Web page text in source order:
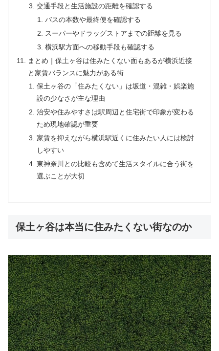
交通手段と生活施設の距離を確認する
バスの本数や最終便を確認する
スーパーやドラッグストアまでの距離を見る
横浜駅方面への移動手段も確認する
まとめ｜保土ヶ谷は住みたくない面もあるが横浜近接
と家賃バランスに魅力がある街
保土ヶ谷の「住みたくない」は坂道・混雑・娯楽施
設の少なさが主な理由
治安や住みやすさは駅周辺と住宅街で印象が変わる
ため現地確認が重要
家賃を抑えながら横浜駅近くに住みたい人には検討
しやすい
東神奈川との比較も含めて生活スタイルに合う街を
選ぶことが大切
保土ヶ谷は本当に住みたくない街なのか